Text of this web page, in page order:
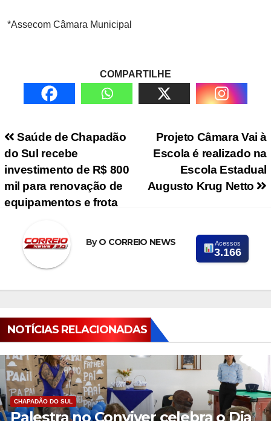
*Assecom Câmara Municipal
COMPARTILHE
Navegação de PostProjeto Câmara Vai à
Escola é realizado na
Escola Estadual
Augusto Krug Netto
Saúde de Chapadão
do Sul recebe
investimento de R$ 800
mil para renovação de
equipamentos e frota
ByO CORREIO NEWS Acessos
3.166
NOTÍCIAS RELACIONADAS
CHAPADÃO DO SUL
Palestra no Conviver celebra o Dia